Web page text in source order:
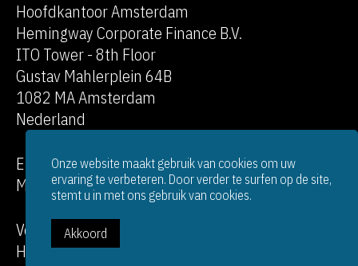
Hoofdkantoor Amsterdam
Hemingway Corporate Finance B.V.
ITO Tower - 8th Floor
Gustav Mahlerplein 64B
1082 MA Amsterdam
Nederland
E:
info@hemingway-cf.com
M: +31 6 52 36 46 22
Vestiging België - Knokke
Hemingway Corporate Finance B.V.
Onze website maakt gebruik van cookies om uw
ervaring te verbeteren. Door verder te surfen op de site,
stemt u in met ons gebruik van cookies.
Akkoord